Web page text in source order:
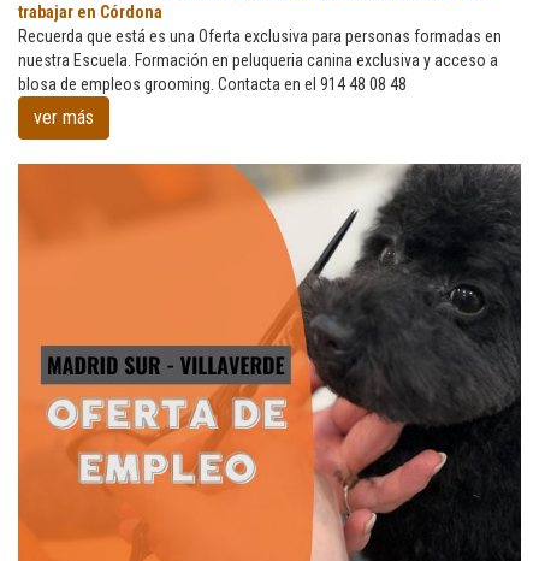
busca
peluqueros
caninos
formados
trabajar en Córdona
Recuerda que está es una Oferta exclusiva para personas formadas en
nuestra Escuela. Formación en peluqueria canina exclusiva y acceso a
blosa de empleos grooming. Contacta en el 914 48 08 48
ver más